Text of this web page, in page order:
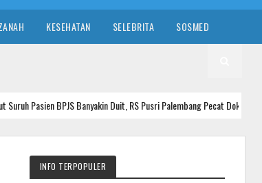
KESEHATAN SELEBRITA SOSMED
Banyakin Duit, RS Pusri Palembang Pecat Dokter Tamara
INFO TERPOPULER